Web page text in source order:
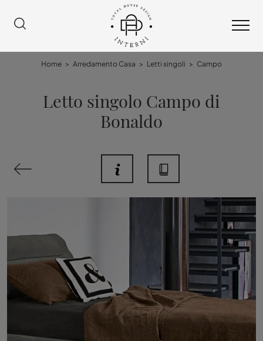
Home > Arredamento Casa > Letti singoli > Campo
Letto singolo Campo di
Bonaldo